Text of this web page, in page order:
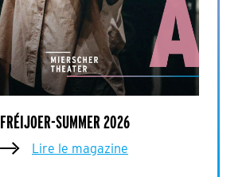
FRÉIJOER-SUMMER 2026
Lire le magazine